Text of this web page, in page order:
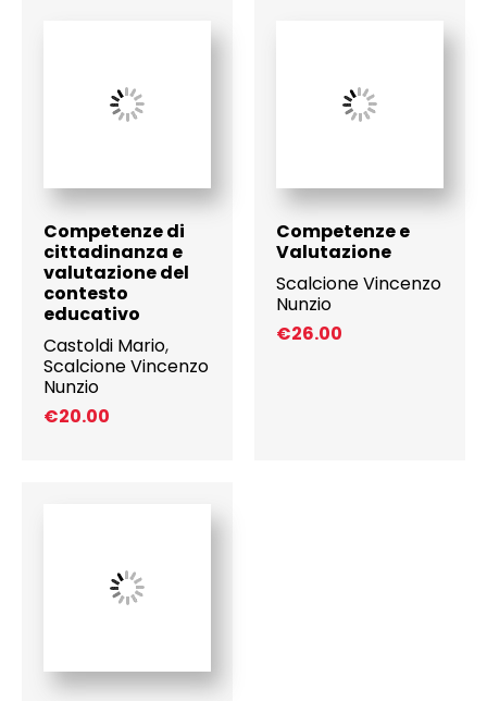
Competenze di
cittadinanza e
valutazione del
contesto
educativo
Castoldi Mario,
Scalcione Vincenzo
Nunzio
€20.00
Competenze e
Valutazione
Scalcione Vincenzo
Nunzio
€26.00